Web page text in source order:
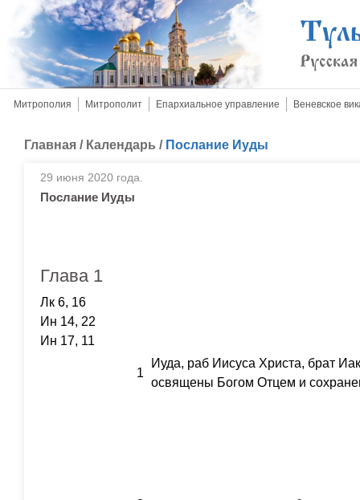
Митрополия Митрополит Епархиальное управление Веневское
Главная / Календарь / Послание Иуды
29 июня 2020 года.
Послание Иуды
Глава 1
Лк 6, 16
Ин 14, 22
Ин 17, 11
1
Иуда, раб Иисуса Христа, брат
освящены Богом Отцем и